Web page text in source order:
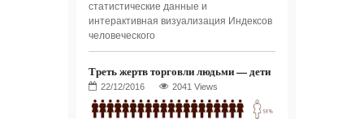
статистические данные и
интерактивная визуализация Индексов
человеческого
Треть жертв торговли людьми — дети
2041 Views